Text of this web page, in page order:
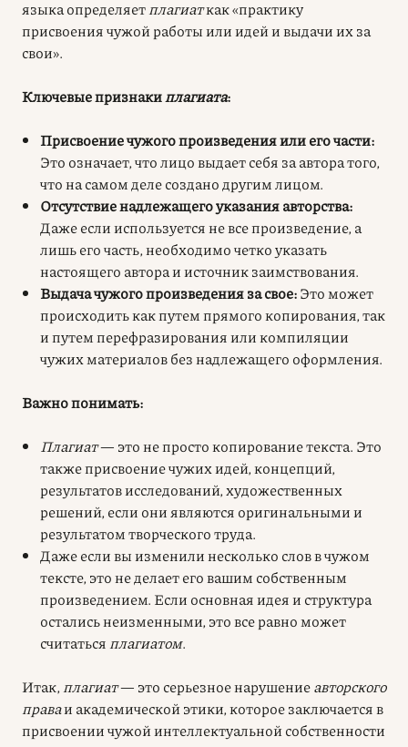
языка определяет плагиаткак «практику
присвоения чужой работы или идей и выдачи их за
свои».
Ключевые признакиплагиата:
Присвоение чужого произведения или его части:
Это означает, что лицо выдает себя за автора того,
что на самом деле создано другим лицом.
Отсутствие надлежащего указания авторства:
Даже если используется не все произведение, а
лишь его часть, необходимо четко указать
настоящего автора и источник заимствования.
Выдача чужого произведения за свое:Это может
происходить как путем прямого копирования, так
и путем перефразирования или компиляции
чужих материалов без надлежащего оформления.
Важно понимать:
Плагиат— это не просто копирование текста. Это
также присвоение чужих идей, концепций,
результатов исследований, художественных
решений, если они являются оригинальными и
результатом творческого труда.
Даже если вы изменили несколько слов в чужом
тексте, это не делает его вашим собственным
произведением. Если основная идея и структура
остались неизменными, это все равно может
считаться плагиатом.
Итак, плагиат— это серьезное нарушениеавторского
праваи академической этики, которое заключается в
присвоении чужой интеллектуальной собственности